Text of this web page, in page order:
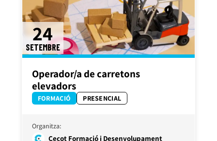
24
SETEMBRE
Operador/a de carretons
elevadors
FORMACIÓ PRESENCIAL
Organitza:
Cecot Formació i Desenvolupament